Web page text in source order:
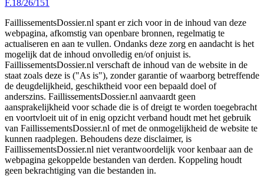
F.18/26/151
FaillissementsDossier.nl spant er zich voor in de inhoud van deze
webpagina, afkomstig van openbare bronnen, regelmatig te
actualiseren en aan te vullen. Ondanks deze zorg en aandacht is het
mogelijk dat de inhoud onvolledig en/of onjuist is.
FaillissementsDossier.nl verschaft de inhoud van de website in de
staat zoals deze is ("As is"), zonder garantie of waarborg betreffende
de deugdelijkheid, geschiktheid voor een bepaald doel of
anderszins. FaillissementsDossier.nl aanvaardt geen
aansprakelijkheid voor schade die is of dreigt te worden toegebracht
en voortvloeit uit of in enig opzicht verband houdt met het gebruik
van FaillissementsDossier.nl of met de onmogelijkheid de website te
kunnen raadplegen. Behoudens deze disclaimer, is
FaillissementsDossier.nl niet verantwoordelijk voor kenbaar aan de
webpagina gekoppelde bestanden van derden. Koppeling houdt
geen bekrachtiging van die bestanden in.